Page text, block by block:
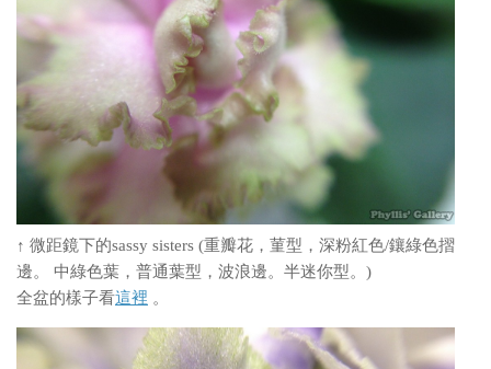
↑ 微距鏡下的sassy sisters (重瓣花，菫型，深粉紅色/鑲綠色摺
邊。 中綠色葉，普通葉型，波浪邊。半迷你型。)
全盆的樣子看這裡 。